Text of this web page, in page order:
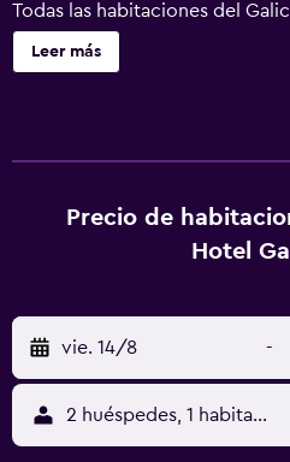
Todas las habitaciones del
de trabajo y un baño moderno
pelo. Algunas también incluyen
ofrece información turística y
bicicletas. También hay
aparcamiento privado por un
Leer más
Precio de
Hotel
vie. 14/8 -
2 huéspedes, 1 habitación